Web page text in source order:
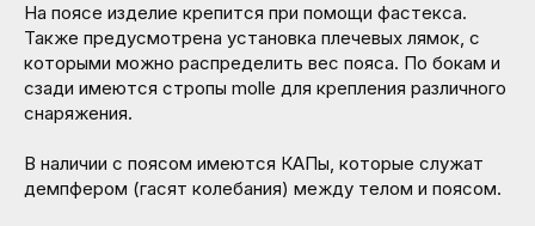
На поясе изделие крепится при помощи фастекса.
Также предусмотрена установка плечевых лямок, с
которыми можно распределить вес пояса. По бокам и
сзади имеются стропы molle для крепления различного
снаряжения.
В наличии с поясом имеются КАПы, которые служат
демпфером (гасят колебания) между телом и поясом.